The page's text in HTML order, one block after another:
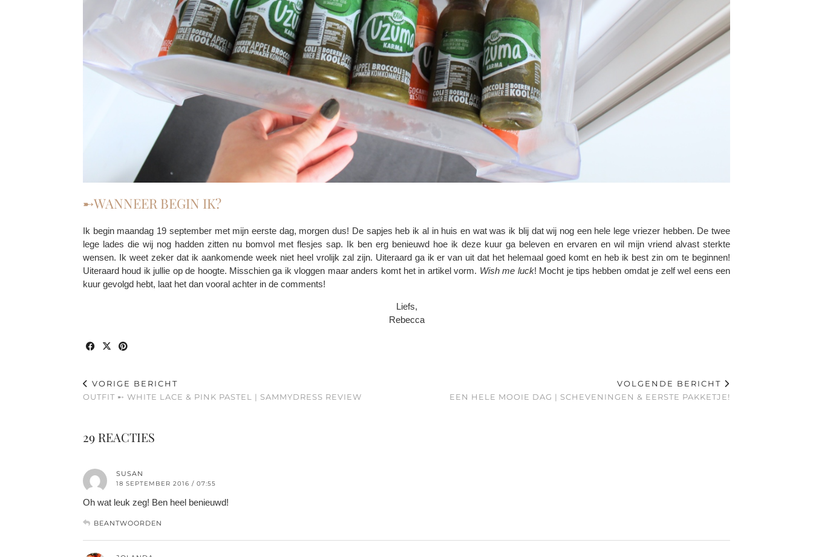
➸WANNEER BEGIN IK?
Ik begin maandag 19 september met mijn eerste dag, morgen dus! De sapjes heb ik al in huis en wat was ik blij dat wij nog een hele lege vriezer hebben. De twee
lege lades die wij nog hadden zitten nu bomvol met flesjes sap. Ik ben erg benieuwd hoe ik deze kuur ga beleven en ervaren en wil mijn vriend alvast sterkte
wensen. Ik weet zeker dat ik aankomende week niet heel vrolijk zal zijn. Uiteraard ga ik er van uit dat het helemaal goed komt en heb ik best zin om te beginnen!
Uiteraard houd ik jullie op de hoogte. Misschien ga ik vloggen maar anders komt het in artikel vorm. Wish me luck! Mocht je tips hebben omdat je zelf wel eens een
kuur gevolgd hebt, laat het dan vooral achter in de comments!
Liefs,
Rebecca
VORIGE BERICHT
OUTFIT ➸ WHITE LACE & PINK PASTEL | SAMMYDRESS REVIEW
VOLGENDE BERICHT
EEN HELE MOOIE DAG | SCHEVENINGEN & EERSTE PAKKETJE!
29 REACTIES
SUSAN
18 SEPTEMBER 2016 / 07:55
Oh wat leuk zeg! Ben heel benieuwd!
BEANTWOORDEN